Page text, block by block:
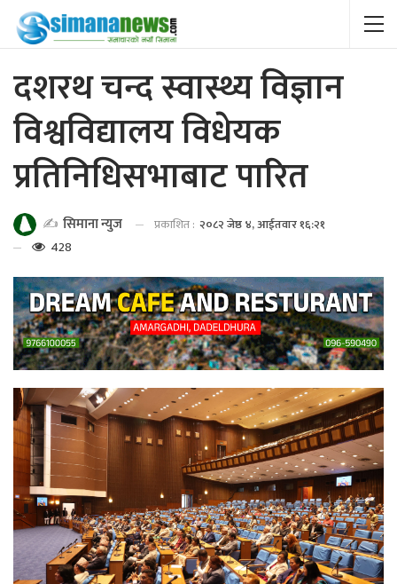
दशरथ चन्द स्वास्थ्य विज्ञान
विश्वविद्यालय विधेयक
प्रतिनिधिसभाबाट पारित
✍️ सिमाना न्युज प्रकाशित : २०८२ जेष्ठ ४, आईतवार १६:२१
428